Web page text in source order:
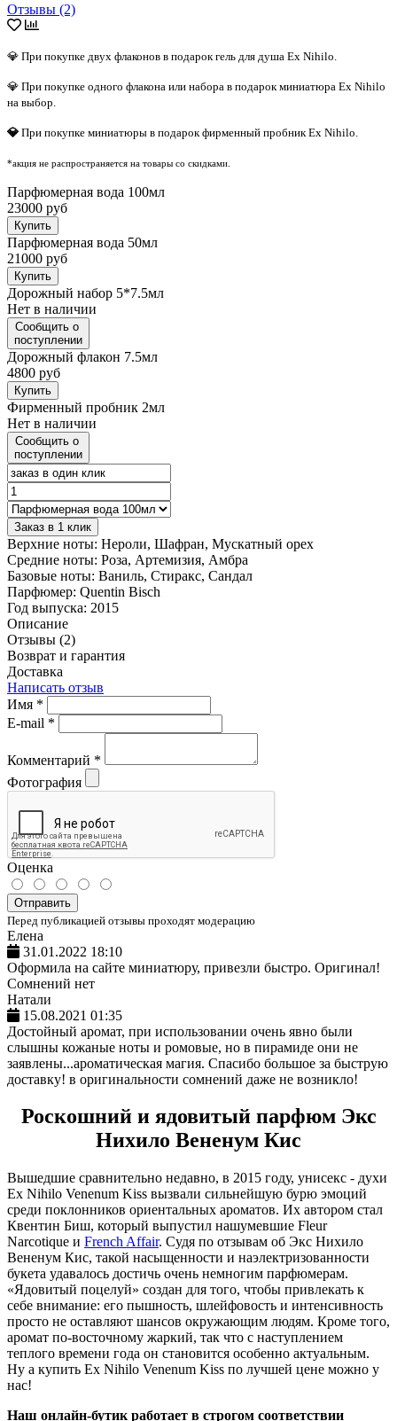
Отзывы (2)
💎 При покупке двух флаконов в подарок гель для душа Ex Nihilo.
💎 При покупке одного флакона или набора в подарок миниатюра Ex Nihilo
на выбор.
💎 При покупке миниатюры в подарок фирменный пробник Ex Nihilo.
*акция не распространяется на товары со скидками.
Парфюмерная вода 100мл
23000 руб
Купить
Парфюмерная вода 50мл
21000 руб
Купить
Дорожный набор 5*7.5мл
Нет в наличии
Сообщить о
поступлении
Дорожный флакон 7.5мл
4800 руб
Купить
Фирменный пробник 2мл
Нет в наличии
Сообщить о
поступлении
Заказ в 1 клик
Верхние ноты: Нероли, Шафран, Мускатный орех
Средние ноты: Роза, Артемизия, Амбра
Базовые ноты: Ваниль, Стиракс, Сандал
Парфюмер: Quentin Bisch
Год выпуска: 2015
Описание
Отзывы (2)
Возврат и гарантия
Доставка
Написать отзыв
Имя *
E-mail *
Комментарий *
Фотография
Оценка
Отправить
Перед публикацией отзывы проходят модерацию
Елена
31.01.2022 18:10
Оформила на сайте миниатюру, привезли быстро. Оригинал!
Сомнений нет
Натали
15.08.2021 01:35
Достойный аромат, при использовании очень явно были
слышны кожаные ноты и ромовые, но в пирамиде они не
заявлены...ароматическая магия. Спасибо большое за быструю
доставку! в оригинальности сомнений даже не возникло!
Роскошний и ядовитый парфюм Экс
Нихило Вененум Кис
Вышедшие сравнительно недавно, в 2015 году, унисекс - духи
Ex Nihilo Venenum Kiss вызвали сильнейшую бурю эмоций
среди поклонников ориентальных ароматов. Их автором стал
Квентин Биш, который выпустил нашумевшие Fleur
Narcotique и French Affair. Судя по отзывам об Экс Нихило
Вененум Кис, такой насыщенности и наэлектризованности
букета удавалось достичь очень немногим парфюмерам.
«Ядовитый поцелуй» создан для того, чтобы привлекать к
себе внимание: его пышность, шлейфовость и интенсивность
просто не оставляют шансов окружающим людям. Кроме того,
аромат по-восточному жаркий, так что с наступлением
теплого времени года он становится особенно актуальным.
Ну а купить Ex Nihilo Venenum Kiss по лучшей цене можно у
нас!
Наш онлайн-бутик работает в строгом соответствии